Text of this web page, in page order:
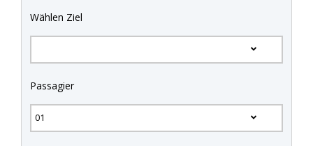
Wählen Ziel
Passagier